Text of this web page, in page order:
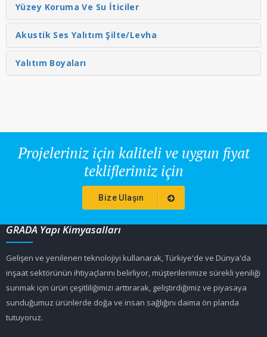
Yüzey Koruma Ve Su İticiler
Akustik Ses Yalıtım Şilte/Levha
Yalıtım Boyaları
Projeleriniz için kaliteli ve uygun fiyat
tekliflerimiz için
Bize Ulaşın
GRADA Yapı Kimyasalları
Gelişen ve yenilenen teknolojiyi kullanarak, Türkiye'de ve Dünya'da
inşaat sektörünün ihtiyaçlarını belirliyor, müşterilerimize sürekli yeniliği
sunmak için ürün çeşitliliğimizi arttırarak, geliştirdiğimiz ve piyasaya
sunduğumuz ürünlerde doğa ve insan sağlığını daima ön planda
tutuyoruz.